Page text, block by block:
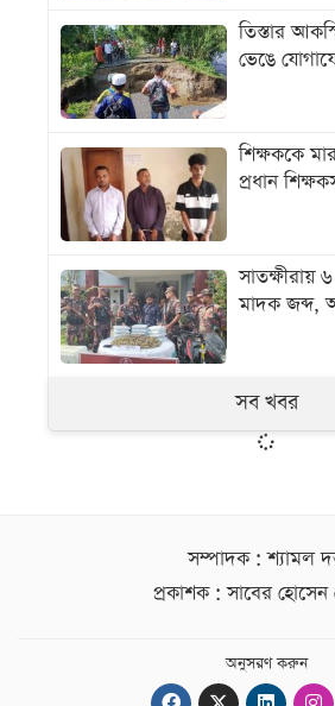
তিস্তার
ভেঙে
শিক্ষককে
প্রধান
সাতক্ষীরায়
মাদক জব্দ,
সব খবর
সম্পাদক : শ্যামল
প্রকাশক : সাবের হোসেন
অনুসরণ করুন